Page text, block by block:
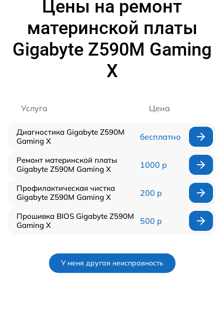
Цены на ремонт
материнской платы
Gigabyte Z590M Gaming
X
Услуга Цена
Диагностика Gigabyte Z590M
Gaming X
бесплатно
Ремонт материнской платы
Gigabyte Z590M Gaming X
1000 р
Профилактическая чистка
Gigabyte Z590M Gaming X
200 р
Прошивка BIOS Gigabyte Z590M
Gaming X
500 р
У меня другая неисправность